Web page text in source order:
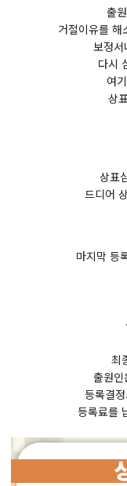
출
거절이유를 해
보정
다시
여
상
상표
드디어
마지막 등
최
출원
등록결
등록료를